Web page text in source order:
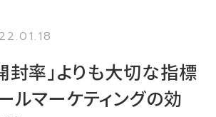
封率」よりも大切な指標
ルマーケティングの効